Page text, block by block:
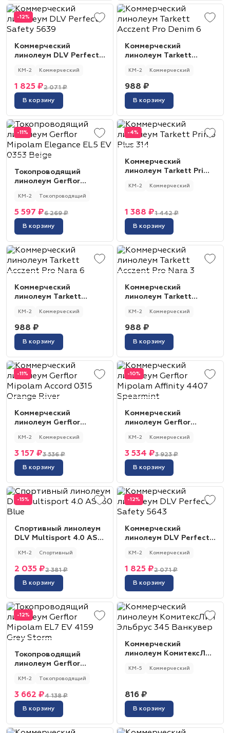
-12%
Коммерческий
линолеум DLV Perfect
КМ-2 Коммерческий
2 071 ₽
1 825 ₽
В корзину
Коммерческий
линолеум Tarkett
КМ-2 Коммерческий
988 ₽
В корзину
-11%
Токопроводящий
линолеум Gerflor
EV 0353 Beige
КМ-2 Токопроводящий
6 269 ₽
5 597 ₽
В корзину
-4%
Коммерческий
линолеум Tarkett Primo
КМ-2 Коммерческий
1 442 ₽
1 388 ₽
В корзину
Коммерческий
линолеум Tarkett
КМ-2 Коммерческий
988 ₽
В корзину
Коммерческий
линолеум Tarkett
КМ-2 Коммерческий
988 ₽
В корзину
-11%
Коммерческий
линолеум Gerflor
Orange River
КМ-2 Коммерческий
3 536 ₽
3 157 ₽
В корзину
-10%
Коммерческий
линолеум Gerflor
Spearmint
КМ-2 Коммерческий
3 923 ₽
3 534 ₽
В корзину
-15%
Спортивный линолеум
DLV Multisport 4.0 AS
КМ-2 Спортивный
2 381 ₽
2 035 ₽
В корзину
-12%
Коммерческий
линолеум DLV Perfect
КМ-2 Коммерческий
2 071 ₽
1 825 ₽
В корзину
-12%
Токопроводящий
линолеум Gerflor
Grey Storm
КМ-2 Токопроводящий
4 138 ₽
3 662 ₽
В корзину
Коммерческий
линолеум КомитексЛин
КМ-5 Коммерческий
816 ₽
В корзину